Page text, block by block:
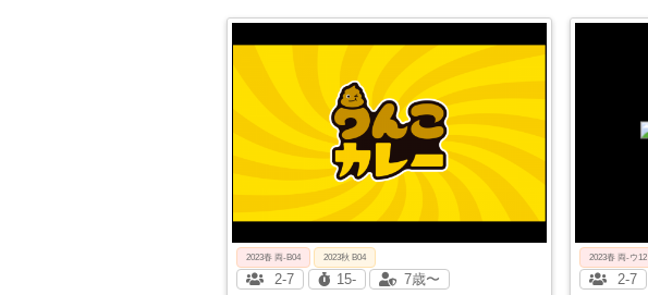
2023春 両‐B04 2023秋 B04
2-7 15- 7歳〜
2023春 両‐ウ12
2-7